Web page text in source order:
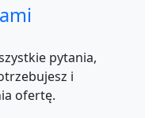
pytania,
i
ofertę.